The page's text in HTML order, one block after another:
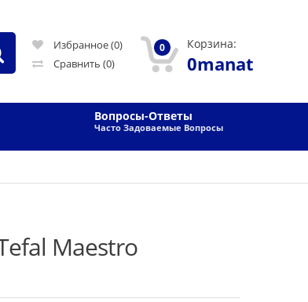
Избранное (0)
Сравнить (0)
0 Корзина:
0manat
Вопросы-Ответы
Часто Задоваемые Вопросы
Maestro